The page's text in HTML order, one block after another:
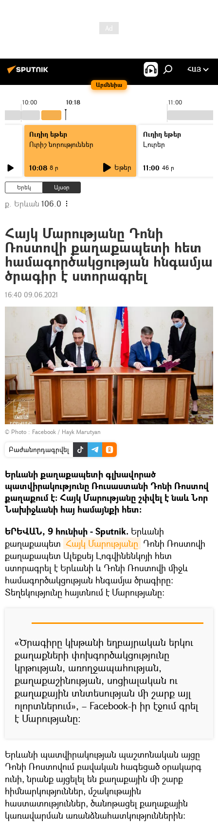
Արմենիա
ՀԱՅ
10:00 11:00
10:18
Ուղիղ եթեր
Ուրիշ նորություններ
10:08 8 ր Եթեր
Ուղիղ եթեր
Լուրեր
11:00 46 ր
Երեկ Այսօր
ք. Երևան 106.0
Հայկ Մարությանը Դոնի
Ռոստովի քաղաքապետի հետ
համագործակցության հնգամյա
ծրագիր է ստորագրել
16:40 09.06.2021
© Photo : Facebook / Hayk Marutyan
Բաժանորդագրվել
Երևանի քաղաքապետի գլխավորած
պատվիրակությունը Ռուսաստանի Դոնի Ռոստով
քաղաքում է։ Հայկ Մարությանը շփվել է նաև Նոր
Նախիջևանի հայ համայնքի հետ։
ԵՐԵՎԱՆ, 9 հունիսի - Sputnik. Երևանի
քաղաքապետ Հայկ Մարությանը Դոնի Ռոստովի
քաղաքապետ Ալեքսեյ Լոգվինենկոյի հետ
ստորագրել է Երևանի և Դոնի Ռոստովի միջև
համագործակցության հնգամյա ծրագիրը։
Տեղեկությունը հայտնում է Մարությանը։
«Ծրագիրը կխթանի եղբայրական երկու
քաղաքների փոխգործակցությունը
կրթության, առողջապահության,
քաղաքաշինության, սոցիալական ու
քաղաքային տնտեսության մի շարք այլ
ոլորտներում», – Facebook-ի իր էջում գրել
է Մարությանը։
Երևանի պատվիրակության պաշտոնական այցը
Դոնի Ռոստովում բավական հագեցած օրակարգ
ունի, նրանք այցելել են քաղաքային մի շարք
հիմնարկություններ, մշակութային
հաստատություններ, ծանոթացել քաղաքային
կառավարման առանձնահատկություններին։